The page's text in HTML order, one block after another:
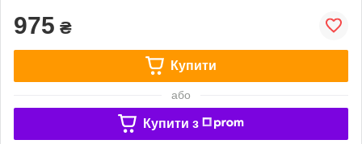
975 ₴
Купити
або
Купити з